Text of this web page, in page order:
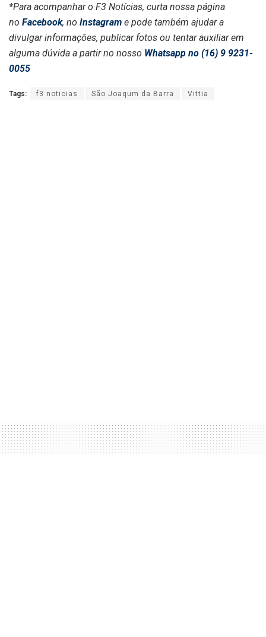
*Para acompanhar o F3 Notícias, curta nossa página
no Facebook, no Instagram e pode também ajudar a
divulgar informações, publicar fotos ou tentar auxiliar em
alguma dúvida a partir no nosso Whatsapp no (16) 9 9231-
0055
Tags: f3 noticias São Joaqum da Barra Vittia